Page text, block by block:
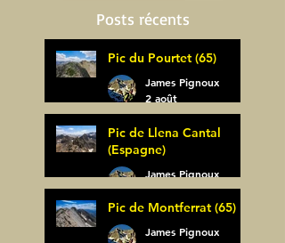
Posts récents
Pic du Pourtet (65)
James Pignoux
2 août
Pic de Llena Cantal
(Espagne)
James Pignoux
30 juil.
Pic de Montferrat (65)
James Pignoux